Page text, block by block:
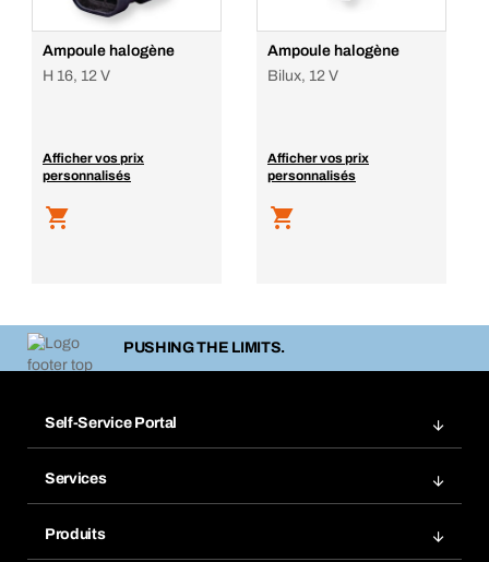
Ampoule halogène
H 16, 12 V
Afficher vos prix
personnalisés
Ampoule halogène
Bilux, 12 V
Afficher vos prix
personnalisés
PUSHING THE LIMITS.
Self-Service Portal
Favoris
Services
Produits